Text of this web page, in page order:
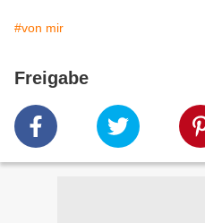
#von mir
Freigabe